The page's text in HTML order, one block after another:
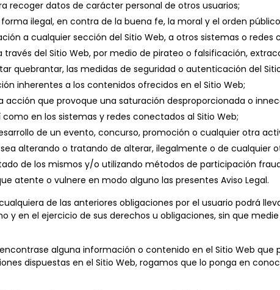
recoger datos de carácter personal de otros usuarios;
forma ilegal, en contra de la buena fe, la moral y el orden
a cualquier sección del Sitio Web, a otros sistemas o redes
través del Sitio Web, por medio de pirateo o falsificación,
quebrantar, las medidas de seguridad o autenticación del
inherentes a los contenidos ofrecidos en el Sitio Web;
acción que provoque una saturación desproporcionada o
como en los sistemas y redes conectados al Sitio Web;
de un evento, concurso, promoción o cualquier otra
alterando o tratando de alterar, ilegalmente o de
de los mismos y/o utilizando métodos de participación
atente o vulnere en modo alguno las presentes Aviso Legal.
de las anteriores obligaciones por el usuario podrá
y en el ejercicio de sus derechos u obligaciones, sin que
encontrase alguna información o contenido en el Sitio Web
dispuestas en el Sitio Web, rogamos que lo ponga en